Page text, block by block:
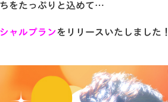
をたっぷりと込めて…
ャルプランをリリースいたしました！